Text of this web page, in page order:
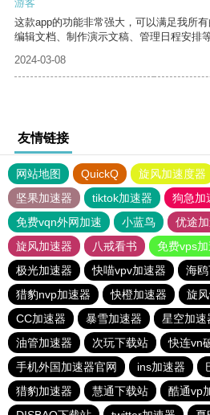
游客
这款app的功能非常强大，可以满足我所
编辑文档、制作演示文稿、管理日程安排等
2024-03-08
友情链接
网站地图 QuickQ 旋风加速度器
坚果加速器
tiktok加速器
狗急加
免费vqn外网加速
小蓝鸟 优途
旋风加速器
八戒看书
免费vps
极光加速器
快喵vpv加速器 海
猎豹nvp加速器
快橙加速器 旋
CC加速器
暴雪加速器 星空加速
油管加速器
次玩下载站
快连vn
手机外国加速器官网
ins加速器
猎豹加速器
慧通下载站 酷通vp